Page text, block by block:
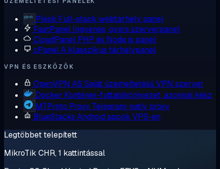
Plesk Full-stack webtárhely panel
FastPanel Ingyenes, gyors szerverpanel
CloudPanel PHP és Node.js panel
cPanelA klasszikus tárhelypanel
VPN ÉS ESZKÖZÖK
OpenVPN AS Saját üzemeltetésű VPN szerver
Docker Konténer-futtatókörnyezet, azonnal kész
MTProto Proxy Telegram-natív proxy
BlueStacks Android appok VPS-en
Legtöbbet telepített
MikroTik CHR, 1 kattintással